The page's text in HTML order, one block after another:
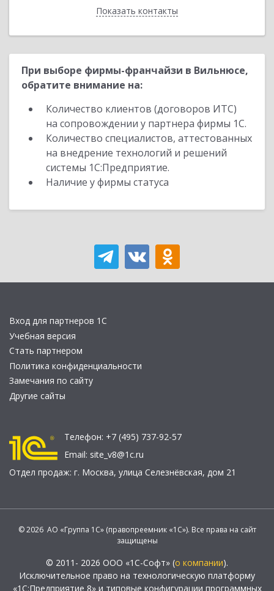
Показать контакты
Назад
При выборе фирмы-франчайзи в Вильнюсе,
обратите внимание на:
Количество клиентов (договоров ИТС)
на сопровождении у партнера фирмы 1С.
Количество специалистов, аттестованных
на внедрение технологий и решений
системы 1С:Предприятие.
Наличие у фирмы статуса
Вход для партнеров 1С
Учебная версия
Стать партнером
Политика конфиденциальности
Замечания по сайту
Другие сайты
Телефон: +7 (495) 737-92-57
Email: site_v8@1c.ru
Отдел продаж: г. Москва, улица Селезнёвская, дом 21
© 2026 АО «Группа 1С» (правопреемник «1С»). Все права на сайт
защищены
© 2011- 2026 ООО «1С-Софт» (о компании).
Исключительное право на технологическую платформу
«1С:Предприятие 8» и типовые конфигурации программных